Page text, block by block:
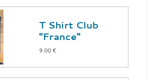
T Shirt Club
"France"
9.00 €